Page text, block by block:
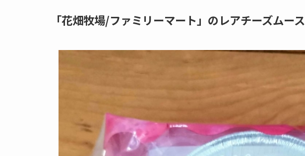
「花畑牧場/ファミリーマート」のレアチーズムース